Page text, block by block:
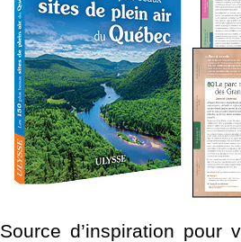
Source d’inspiration pour